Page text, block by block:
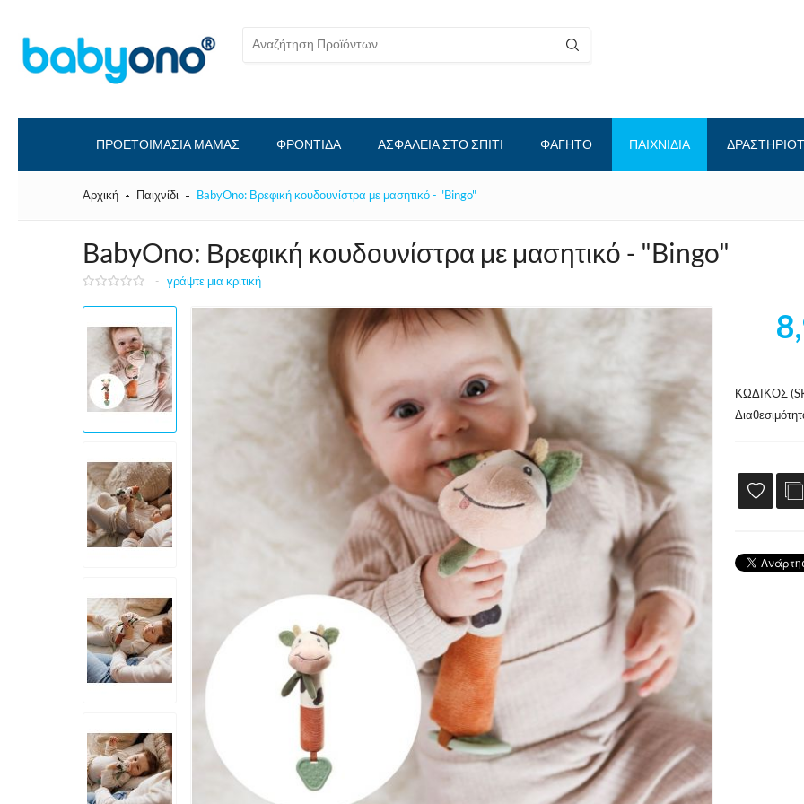
ΠΡΟΕΤΟΙΜΑΣΙΑ ΜΑΜΑΣ ΦΡΟΝΤΙΔΑ ΑΣΦΑΛΕΙΑ ΣΤΟ ΣΠΙΤΙ ΦΑΓΗΤΟ ΠΑΙΧΝΙΔΙΑ
Αρχική Παιχνίδι BabyOno: Βρεφική κουδουνίστρα με μασητικό - "Bingo"
BabyOno: Βρεφική κουδουνίστρα με μασητικό - "Bingo"
- γράψτε μια κριτική
ΚΩΔΙΚΟΣ